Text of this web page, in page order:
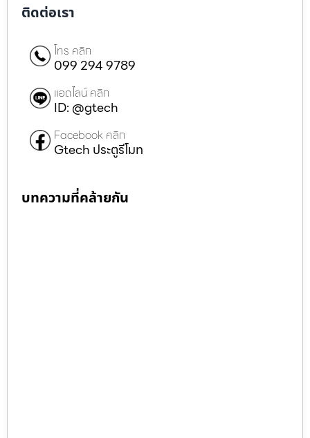
ติดต่อเรา
โทร คลิก
099 294 9789
แอดไลน์ คลิก
ID: @gtech
Facebook คลิก
Gtech ประตูรีโมท
บทความที่คล้ายกัน